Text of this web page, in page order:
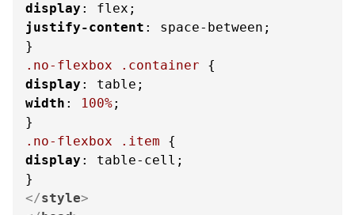
display
justify-content : space-between;
.no-flexbox
.container
display
width : 100%;
.no-flexbox
.item
display : table-cell;
</style>